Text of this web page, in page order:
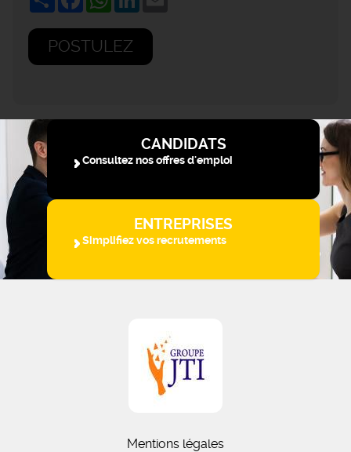
POSTULEZ
CANDIDATS
Consultez nos offres d'emploi
ENTREPRISES
Simplifiez vos recrutements
Mentions légales